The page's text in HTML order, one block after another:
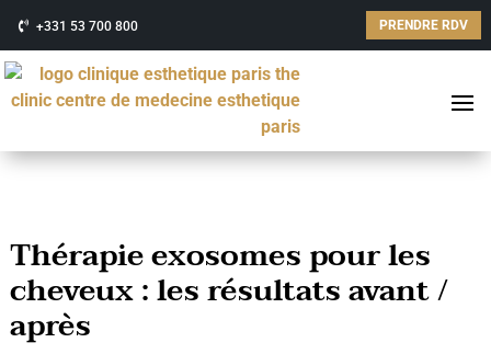
+331 53 700 800 PRENDRE RDV
Thérapie exosomes pour les
cheveux : les résultats avant /
après